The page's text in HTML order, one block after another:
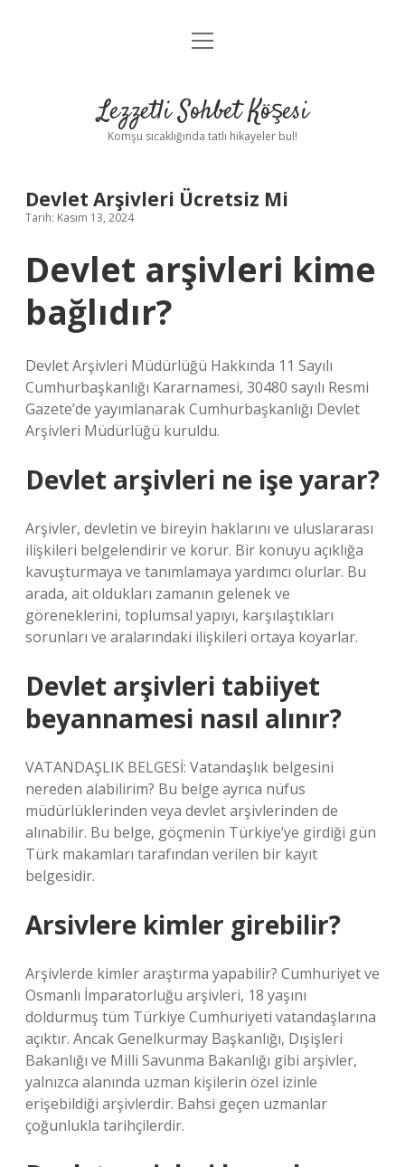
Anasayfa
Yasal Uyarı
menüyü
Lezzetli Sohbet Köşesi
Komşu sıcaklığında tatlı hikayeler bul!
Devlet Arşivleri Ücretsiz Mi
Tarih: Kasım 13, 2024
Devlet arşivleri kime
bağlıdır?
Devlet Arşivleri Müdürlüğü Hakkında 11 Sayılı
Cumhurbaşkanlığı Kararnamesi, 30480 sayılı Resmi
Gazete’de yayımlanarak Cumhurbaşkanlığı Devlet
Arşivleri Müdürlüğü kuruldu.
Devlet arşivleri ne işe yarar?
Arşivler, devletin ve bireyin haklarını ve uluslararası
ilişkileri belgelendirir ve korur. Bir konuyu açıklığa
kavuşturmaya ve tanımlamaya yardımcı olurlar. Bu
arada, ait oldukları zamanın gelenek ve
göreneklerini, toplumsal yapıyı, karşılaştıkları
sorunları ve aralarındaki ilişkileri ortaya koyarlar.
Devlet arşivleri tabiiyet
beyannamesi nasıl alınır?
VATANDAŞLIK BELGESİ: Vatandaşlık belgesini
nereden alabilirim? Bu belge ayrıca nüfus
müdürlüklerinden veya devlet arşivlerinden de
alınabilir. Bu belge, göçmenin Türkiye’ye girdiği gün
Türk makamları tarafından verilen bir kayıt
belgesidir.
Arsivlere kimler girebilir?
Arşivlerde kimler araştırma yapabilir? Cumhuriyet ve
Osmanlı İmparatorluğu arşivleri, 18 yaşını
doldurmuş tüm Türkiye Cumhuriyeti vatandaşlarına
açıktır. Ancak Genelkurmay Başkanlığı, Dışişleri
Bakanlığı ve Milli Savunma Bakanlığı gibi arşivler,
yalnızca alanında uzman kişilerin özel izinle
erişebildiği arşivlerdir. Bahsi geçen uzmanlar
çoğunlukla tarihçilerdir.